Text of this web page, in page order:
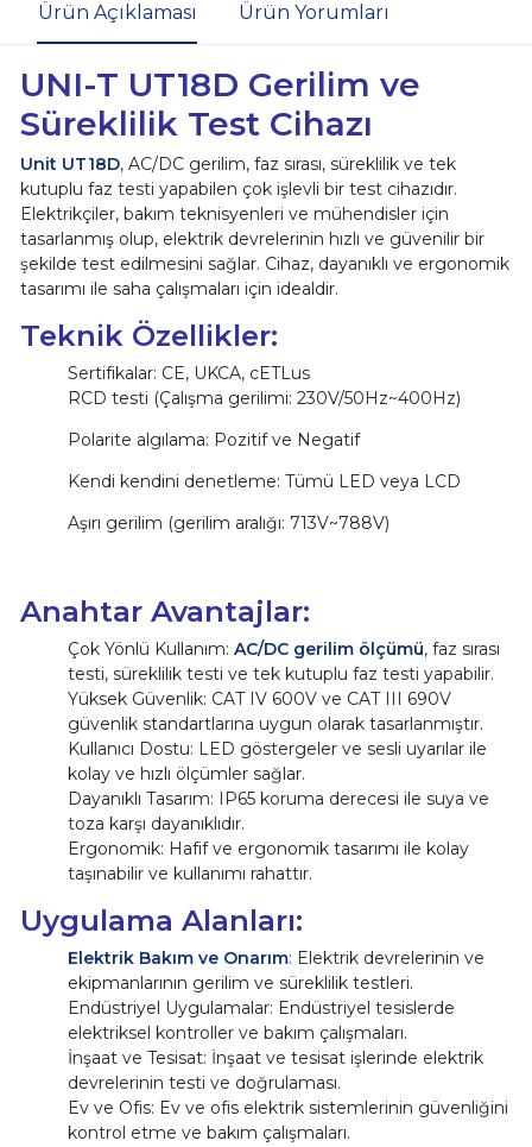
Ürün Açıklaması Ürün Yorumları
UNI-T UT18D Gerilim ve
Süreklilik Test Cihazı
Unit UT18D, AC/DC gerilim, faz sırası, süreklilik ve tek
kutuplu faz testi yapabilen çok işlevli bir test cihazıdır.
Elektrikçiler, bakım teknisyenleri ve mühendisler için
tasarlanmış olup, elektrik devrelerinin hızlı ve güvenilir bir
şekilde test edilmesini sağlar. Cihaz, dayanıklı ve ergonomik
tasarımı ile saha çalışmaları için idealdir.
Teknik Özellikler:
Sertifikalar: CE, UKCA, cETLus
RCD testi (Çalışma gerilimi: 230V/50Hz~400Hz)
Polarite algılama: Pozitif ve Negatif
Kendi kendini denetleme: Tümü LED veya LCD
Aşırı gerilim (gerilim aralığı: 713V~788V)
Anahtar Avantajlar:
Çok Yönlü Kullanım: AC/DC gerilim ölçümü, faz sırası
testi, süreklilik testi ve tek kutuplu faz testi yapabilir.
Yüksek Güvenlik: CAT IV 600V ve CAT III 690V
güvenlik standartlarına uygun olarak tasarlanmıştır.
Kullanıcı Dostu: LED göstergeler ve sesli uyarılar ile
kolay ve hızlı ölçümler sağlar.
Dayanıklı Tasarım: IP65 koruma derecesi ile suya ve
toza karşı dayanıklıdır.
Ergonomik: Hafif ve ergonomik tasarımı ile kolay
taşınabilir ve kullanımı rahattır.
Uygulama Alanları:
Elektrik Bakım ve Onarım: Elektrik devrelerinin ve
ekipmanlarının gerilim ve süreklilik testleri.
Endüstriyel Uygulamalar: Endüstriyel tesislerde
elektriksel kontroller ve bakım çalışmaları.
İnşaat ve Tesisat: İnşaat ve tesisat işlerinde elektrik
devrelerinin testi ve doğrulaması.
Ev ve Ofis: Ev ve ofis elektrik sistemlerinin güvenliğini
kontrol etme ve bakım çalışmaları.